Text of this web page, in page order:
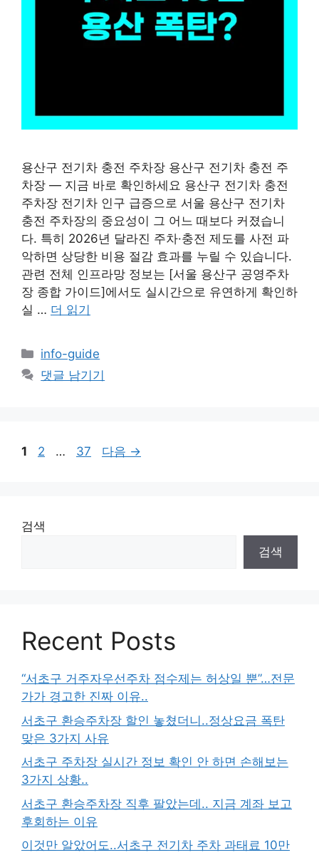
용산구 전기차 충전 주차장 용산구 전기차 충전 주
차장 — 지금 바로 확인하세요 용산구 전기차 충전
주차장 전기차 인구 급증으로 서울 용산구 전기차
충전 주차장의 중요성이 그 어느 때보다 커졌습니
다. 특히 2026년 달라진 주차·충전 제도를 사전 파
악하면 상당한 비용 절감 효과를 누릴 수 있습니다.
관련 전체 인프라망 정보는 [서울 용산구 공영주차
장 종합 가이드]에서도 실시간으로 유연하게 확인하
실 … 더 읽기
카
테
info-guide
댓글 남기기
페
1
페
2 …
페
37 다음 →
검색
검색
Recent Posts
“서초구 거주자우선주차 점수제는 허상일 뿐”…전문
가가 경고한 진짜 이유..
서초구 환승주차장 할인 놓쳤더니..정상요금 폭탄
맞은 3가지 사유
서초구 주차장 실시간 정보 확인 안 하면 손해보는
3가지 상황..
서초구 환승주차장 직후 팔았는데.. 지금 계좌 보고
후회하는 이유
이것만 알았어도..서초구 전기차 주차 과태료 10만